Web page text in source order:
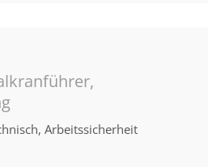
Arbeitssicherheit